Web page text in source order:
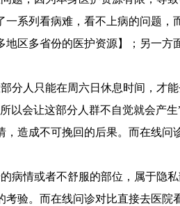
系列看病难，看不上病的问题
区多省份的医护资源】；另一
分人只能在周六日休息时间，才
以会让这部分人群不自觉就会产
造成不可挽回的后果。而在线
病情或者不舒服的部位，属于隐
验。而在线问诊对比直接去医